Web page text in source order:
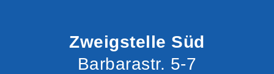
Zweigstelle Süd
Barbarastr. 5-7